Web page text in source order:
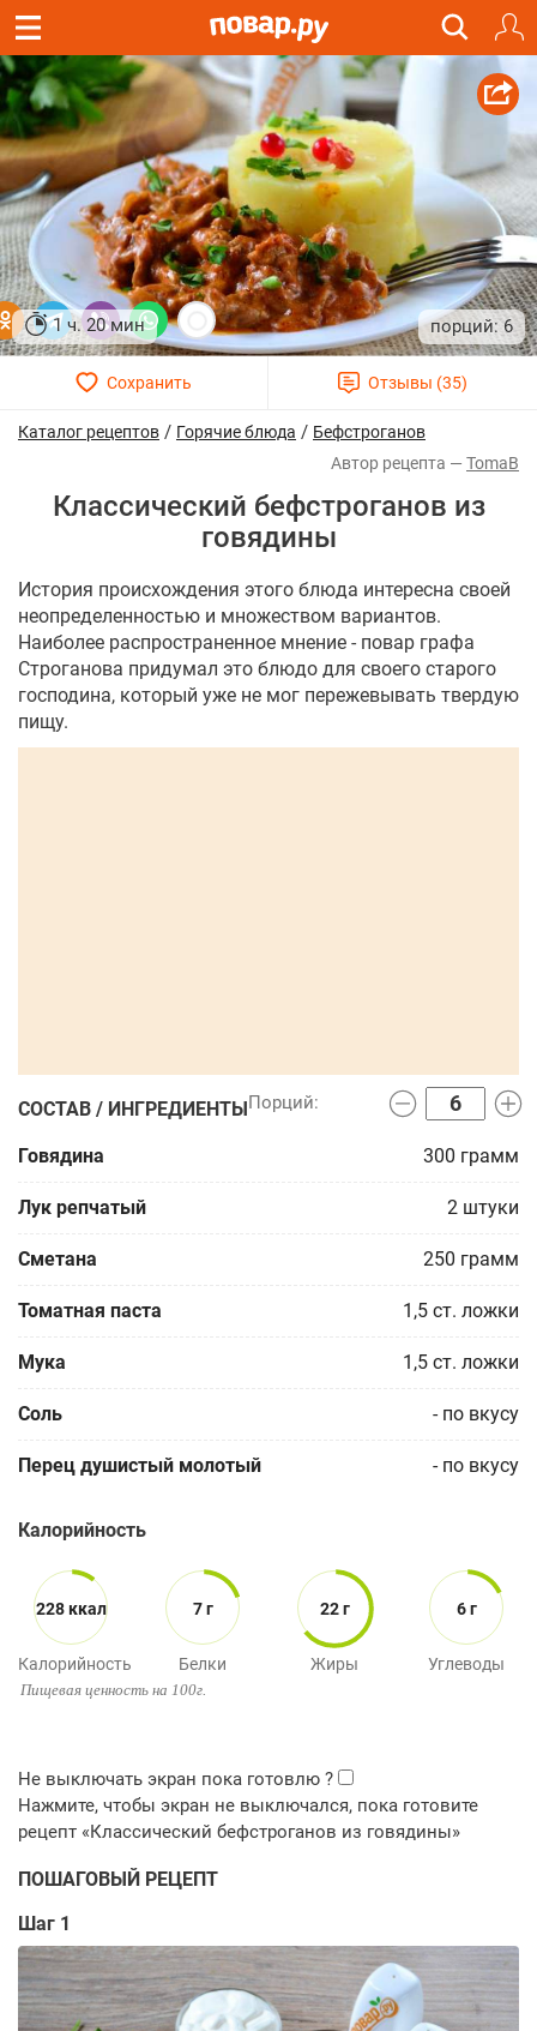
1 ч. 20 мин 6
Каталог рецептов / Горячие блюда / Бефстроганов
TomaB
Классический бефстроганов из
говядины
История происхождения этого блюда интересна своей
неопределенностью и множеством вариантов.
Наиболее распространенное мнение - повар графа
Строганова придумал это блюдо для своего старого
господина, который уже не мог пережевывать твердую
пищу.
СОСТАВ / ИНГРЕДИЕНТЫ
Говядина 300 грамм
Лук репчатый 2 штуки
Сметана 250 грамм
Томатная паста 1,5 ст. ложки
Мука 1,5 ст. ложки
Соль - по вкусу
Перец душистый молотый - по вкусу
Калорийность
228 ккал
Калорийность
7 г
Белки
22 г
Жиры
6 г
Углеводы
Пищевая ценность на 100г.
ПОШАГОВЫЙ РЕЦЕПТ
Шаг 1